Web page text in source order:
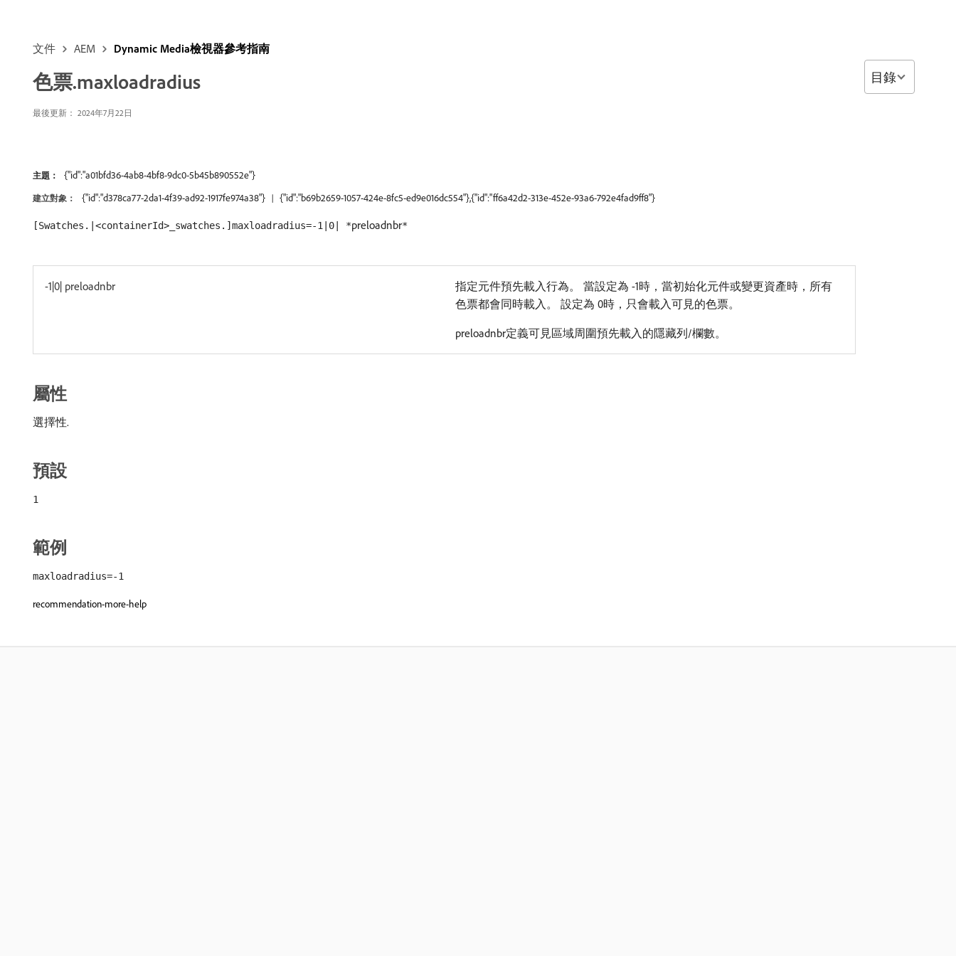
文件 AEM Dynamic Media檢視器參考指南
色票.maxloadradius
最後更新： 2024年7月22日
主題： {"id":"a01bfd36-4ab8-4bf8-9dc0-5b45b890552e"}
建立對象： {"id":"d378ca77-2da1-4f39-ad92-1917fe974a38"} {"id":"b69b2659-1057-424e-8fc5-ed9e016dc554"},{"id":"ff6a42d2-313e-452e-93a6-792e4fad9ff8"}
[Swatches.|<containerId>_swatches.]maxloadradius=-1|0| *preloadnbr*
-1|0| preloadnbr
指定元件預先載入行為。 當設定為 -1時，當初始化元件或變更資產時，所有
色票都會同時載入。 設定為 0時，只會載入可見的色票。
preloadnbr定義可見區域周圍預先載入的隱藏列/欄數。
屬性
選擇性.
預設
1
範例
maxloadradius=-1
recommendation-more-help
目錄